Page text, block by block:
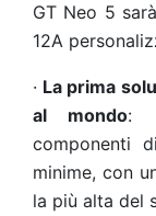
GT Neo 5
12A
· La prima
al mondo:
componenti
minime, con
la più alta del